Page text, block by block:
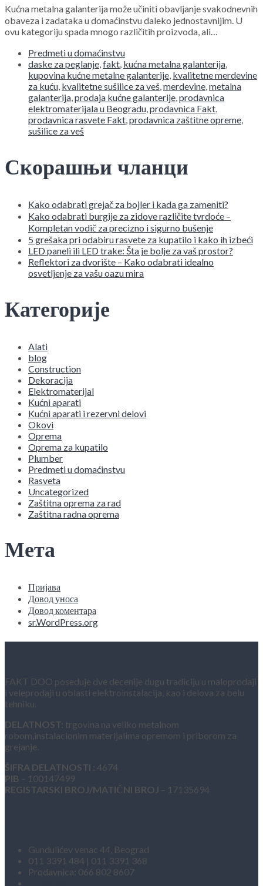
Kućna metalna galanterija može učiniti obavljanje svakodnevnih
obaveza i zadataka u domaćinstvu daleko jednostavnijim. U
ovu kategoriju spada mnogo različitih proizvoda, ali…
Predmeti u domaćinstvu
daske za peglanje,fakt, kućna metalna galanterija,
kupovina kućne metalne galanterije, kvalitetne merdevine
za kuću, kvalitetne sušilice za veš,merdevine,metalna
galanterija,prodaja kućne galanterije,prodavnica
elektromaterijala u Beogradu,prodavnica Fakt,
prodavnica rasvete Fakt,prodavnica zaštitne opreme,
sušilice za veš
Скорашњи чланци
Kako odabrati grejač za bojler i kada ga zameniti?
Kako odabrati burgije za zidove različite tvrdoće –
Kompletan vodič za precizno i sigurno bušenje
5 grešaka pri odabiru rasvete za kupatilo i kako ih izbeći
LED paneli ili LED trake: Šta je bolje za vaš prostor?
Reflektori za dvorište – Kako odabrati idealno
osvetljenje za vašu oazu mira
Категорије
Alati
blog
Construction
Dekoracija
Elektromaterijal
Kućni aparati
Kućni aparati i rezervni delovi
Okovi
Oprema
Oprema za kupatilo
Plumber
Predmeti u domaćinstvu
Rasveta
Uncategorized
Zaštitna oprema za rad
Zaštitna radna oprema
Мета
Пријава
Довод уноса
Довод коментара
sr.WordPress.org
FAKT DOO poseduje dve decenije dugu tradiciju u maloprodaji
i veleprodaji u oblasti elektroinstalacija, kao i delova za belu
tehniku.
DELATNOST: trgovina na veliko metalnom
robom,instalacionim materijalima opremom i priborom za
grejanje.
ŠIFRA DELATNOSTI : 4674
PIB – 100147499
REGISTARSKI BROJ/MATIČNI BROJ – 17135694
Gundulićev venac 44, Beograd
011 3391 484 | 011 3391 368
Prodavnica: 066 802 8607